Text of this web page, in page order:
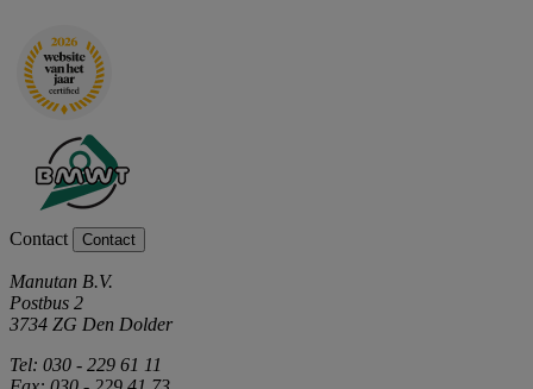
Contact Contact
Manutan B.V.
Postbus 2
3734 ZG Den Dolder
Tel: 030 - 229 61 11